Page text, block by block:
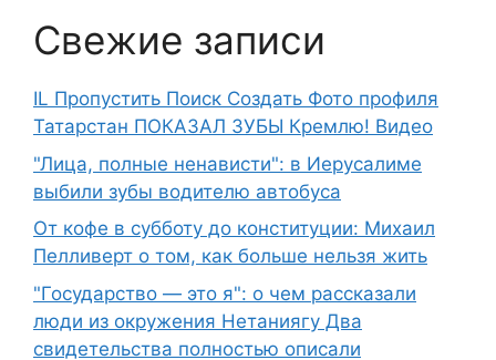
Свежие записи
IL Пропустить Поиск Создать Фото профиля
Татарстан ПОКАЗАЛ ЗУБЫ Кремлю! Видео
"Лица, полные ненависти": в Иерусалиме
выбили зубы водителю автобуса
От кофе в субботу до конституции: Михаил
Пелливерт о том, как больше нельзя жить
"Государство — это я": о чем рассказали
люди из окружения Нетаниягу Два
свидетельства полностью описали